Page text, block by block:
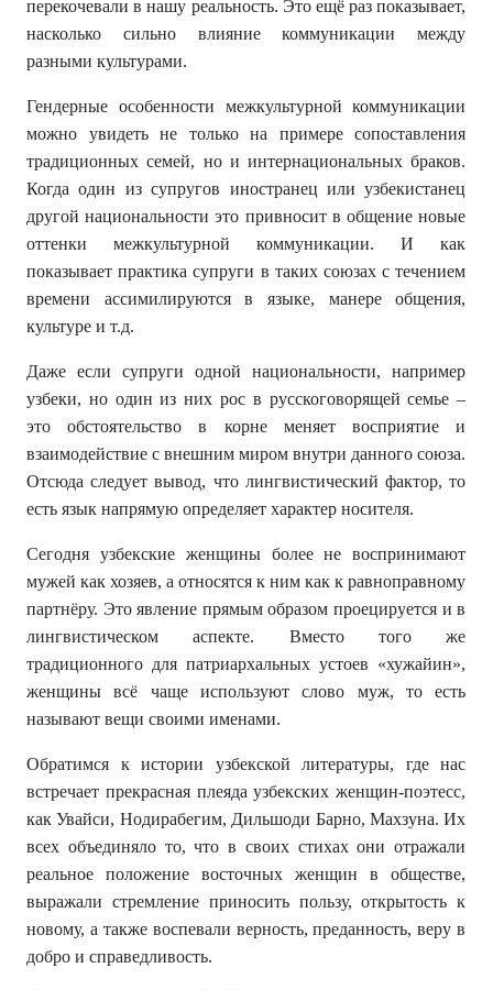
перекочевали в нашу реальность. Это ещё раз показывает,
насколько сильно влияние коммуникации между
разными культурами.
Гендерные особенности межкультурной коммуникации
можно увидеть не только на примере сопоставления
традиционных семей, но и интернациональных браков.
Когда один из супругов иностранец или узбекистанец
другой национальности это привносит в общение новые
оттенки межкультурной коммуникации. И как
показывает практика супруги в таких союзах с течением
времени ассимилируются в языке, манере общения,
культуре и т.д.
Даже если супруги одной национальности, например
узбеки, но один из них рос в русскоговорящей семье –
это обстоятельство в корне меняет восприятие и
взаимодействие с внешним миром внутри данного союза.
Отсюда следует вывод, что лингвистический фактор, то
есть язык напрямую определяет характер носителя.
Сегодня узбекские женщины более не воспринимают
мужей как хозяев, а относятся к ним как к равноправному
партнёру. Это явление прямым образом проецируется и в
лингвистическом аспекте. Вместо того же
традиционного для патриархальных устоев «хужайин»,
женщины всё чаще используют слово муж, то есть
называют вещи своими именами.
Обратимся к истории узбекской литературы, где нас
встречает прекрасная плеяда узбекских женщин-поэтесс,
как Увайси, Нодирабегим, Дильшоди Барно, Махзуна. Их
всех объединяло то, что в своих стихах они отражали
реальное положение восточных женщин в обществе,
выражали стремление приносить пользу, открытость к
новому, а также воспевали верность, преданность, веру в
добро и справедливость.